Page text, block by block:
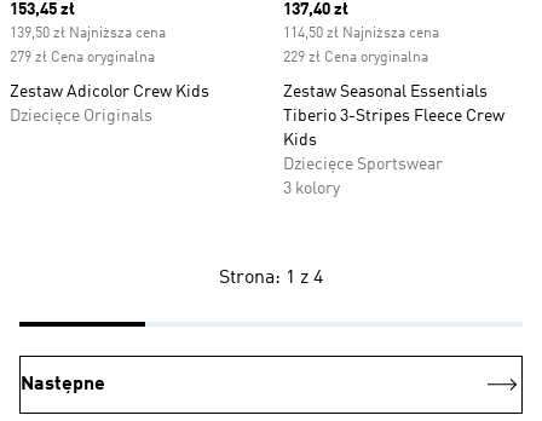
Current price
153,45 zł
139,50 zł Najniższa cena
279 zł Cena oryginalna
Zestaw Adicolor Crew Kids
Dziecięce Originals
Current price
137,40 zł
114,50 zł Najniższa cena
229 zł Cena oryginalna
Zestaw Seasonal Essentials
Tiberio 3-Stripes Fleece Crew
Kids
Dziecięce Sportswear
3 kolory
Strona: 1 z 4
Następne